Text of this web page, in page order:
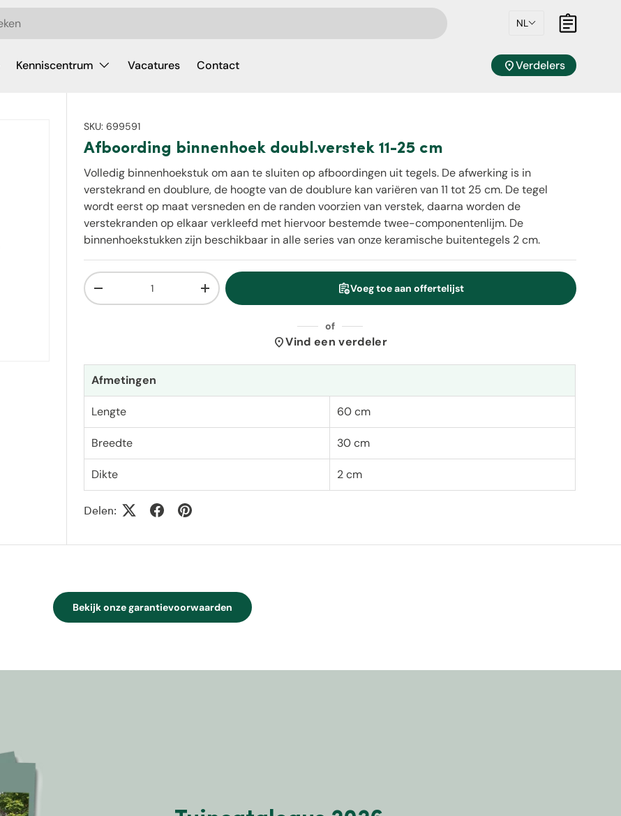
NL Mandje
Kenniscentrum Vacatures Contact location_onVerdelers
SKU: 699591
Afboording binnenhoek doubl.verstek 11-25 cm
Volledig binnenhoekstuk om aan te sluiten op afboordingen uit tegels. De afwerking is in
verstekrand en doublure, de hoogte van de doublure kan variëren van 11 tot 25 cm. De tegel
wordt eerst op maat versneden en de randen voorzien van verstek, daarna worden de
verstekranden op elkaar verkleefd met hiervoor bestemde twee-componentenlijm. De
binnenhoekstukken zijn beschikbaar in alle series van onze keramische buitentegels 2 cm.
Aantal
Verlaag de hoeveelheidVerhoog de hoeveelheid assignment_add Voeg toe aan offertelijst
of
location_onVind een verdeler
Afmetingen
Lengte 60 cm
Breedte 30 cm
Dikte 2 cm
Delen:
Bekijk onze garantievoorwaarden